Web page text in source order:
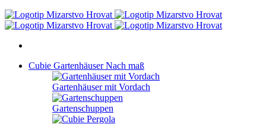
Cubie GartenhäuserNach maß
Gartenhäuser mit Vordach
Gartenschuppen